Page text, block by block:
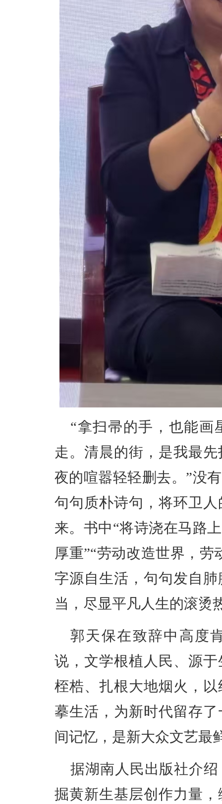
“拿扫帚的手，也能画
走。清晨的街，是我最
夜的喧嚣轻轻删去。”没
句句质朴诗句，将环卫
来。书中“将诗浇在马路
厚重”“劳动改造世界，
字源自生活，句句发自
当，尽显平凡人生的滚烫
郭天保在致辞中高度
说，文学根植人民、源
桎梏、扎根大地烟火，
摹生活，为新时代留存
间记忆，是新大众文艺最
据湖南人民出版社介绍
掘黄新生基层创作力量